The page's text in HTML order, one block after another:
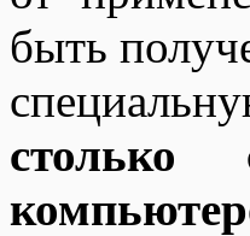
быть
столько